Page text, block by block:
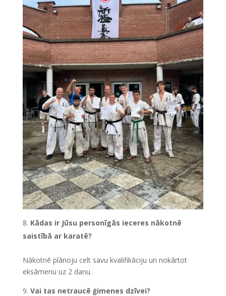
Kādas ir Jūsu personīgās ieceres nākotnē
saistībā ar karatē?
Nākotnē plānoju celt savu kvalifikāciju un nokārtot
eksāmenu uz 2 danu.
Vai tas netraucē ģimenes dzīvei?